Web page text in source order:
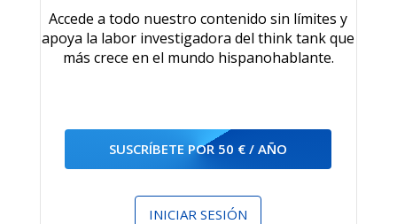
Accede a todo nuestro contenido sin límites y
apoya la labor investigadora del think tank que
más crece en el mundo hispanohablante.
SUSCRÍBETE POR 50 € / AÑO
INICIAR SESIÓN